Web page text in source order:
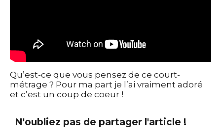
Qu’est-ce que vous pensez de ce court-
métrage ? Pour ma part je l’ai vraiment adoré
et c’est un coup de coeur !
N'oubliez pas de partager l'article !